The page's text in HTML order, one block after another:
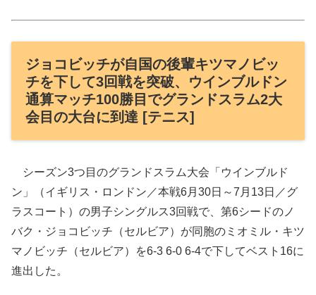
ジョコビッチが自国の後輩キツマノビッ
チを下して3回戦を突破、ウインブルドン
通算マッチ100勝目でグランドスラム2大
会目の大台に到達 [テニス]
シーズン3つ目のグランドスラム大会「ウインブルド
ン」（イギリス・ロンドン／本戦6月30日～7月13日／グ
ラスコート）の男子シングルス3回戦で、第6シードのノ
バク・ジョコビッチ（セルビア）が同胞のミオミル・キツ
マノビッチ（セルビア）を6-3 6-0 6-4で下してベスト16に
進出した。